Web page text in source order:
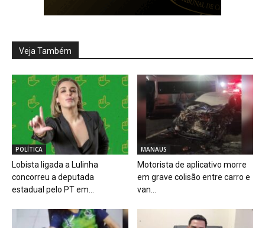
Veja Também
POLÍTICA
Lobista ligada a Lulinha
concorreu a deputada
estadual pelo PT em...
MANAUS
Motorista de aplicativo morre
em grave colisão entre carro e
van...